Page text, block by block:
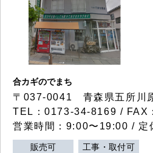
合カギのでまち
〒037-0041 青森県五所川
TEL：0173-34-8169 / FAX
営業時間：9:00〜19:00 / 定
販売可 工事・取付可